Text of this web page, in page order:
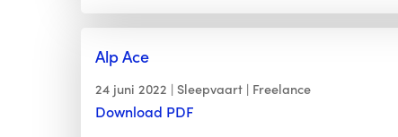
Alp Ace
24 juni 2022 Sleepvaart Freelance
Download PDF